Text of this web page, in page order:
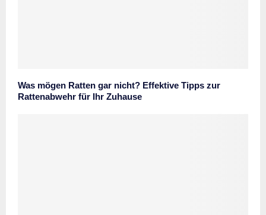
Was mögen Ratten gar nicht? Effektive Tipps zur
Rattenabwehr für Ihr Zuhause